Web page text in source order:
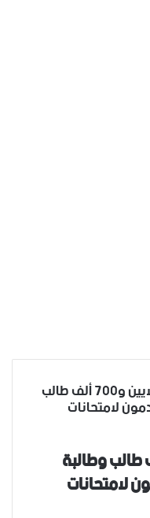
أكثر من 3 ملايين و700 ألف طالبلامتحانات
و700 ألف طالب وطالبة
لامتحانات